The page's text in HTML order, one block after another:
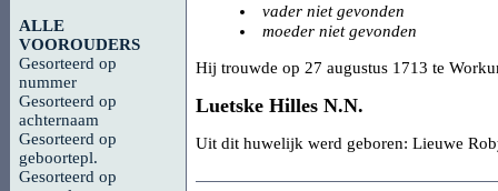
ALLE
VOOROUDERS
Gesorteerd op
nummer
Gesorteerd op
achternaam
Gesorteerd op
geboortepl.
Gesorteerd op
vader niet gevonden
moeder niet gevonden
Hij trouwde op 27 augustus 1713 te
Luetske Hilles N.N.
Uit dit huwelijk werd geboren: Lieuwe